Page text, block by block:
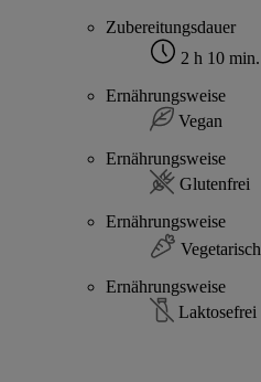
Zubereitungsdauer
2 h 10 min.
Ernährungsweise
Vegan
Ernährungsweise
Glutenfrei
Ernährungsweise
Vegetarisch
Ernährungsweise
Laktosefrei